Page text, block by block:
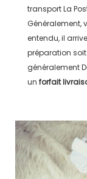
transportLa
Généralement,
entendu, il
préparation
généralement
un forfait